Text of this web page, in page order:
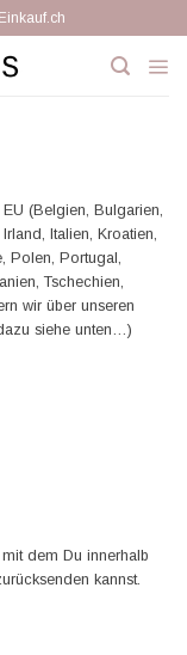
(Belgien, Bulgarien,
Italien, Kroatien,
Polen, Portugal,
Tschechien,
wir über unseren
siehe unten…)
dem Du innerhalb
kannst.